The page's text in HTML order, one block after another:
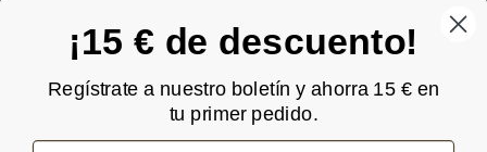
Política de privacidad
¡15 € de descuento!
Regístrate a nuestro boletín y ahorra 15 € en
tu primer pedido.
Nombre